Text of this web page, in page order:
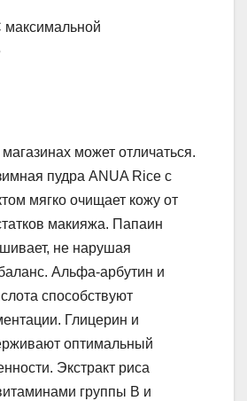
максимальной
может отличаться.
пудра ANUA Rice с
мягко очищает кожу от
макияжа. Папаин
не нарушая
Альфа-арбутин и
способствуют
Глицерин и
оптимальный
Экстракт риса
группы В и